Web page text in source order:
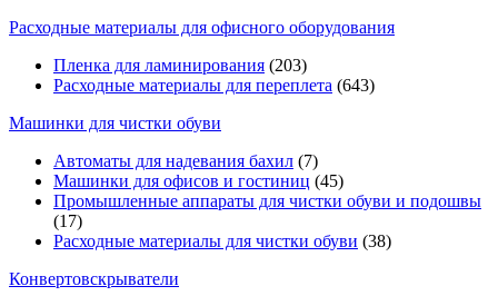
Расходные материалы для офисного оборудования
Пленка для ламинирования (203)
Расходные материалы для переплета (643)
Машинки для чистки обуви
Автоматы для надевания бахил (7)
Машинки для офисов и гостиниц (45)
Промышленные аппараты для чистки обуви и подошвы
(17)
Расходные материалы для чистки обуви (38)
Конвертовскрыватели